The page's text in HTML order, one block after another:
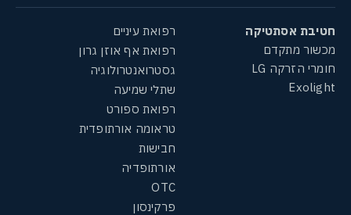
חטיבת אסתטיקה
מכשור מתקדם
חומרי הזרקה LG
Exolight
רפואת עיניים
רפואת אף אוזן גרון
גסטרואנטרולוגיה
שתלי שמיעה
רפואת ספורט
טראומה אורתופדית
חבישות
אורתופדיה
OTC
פרקינסון